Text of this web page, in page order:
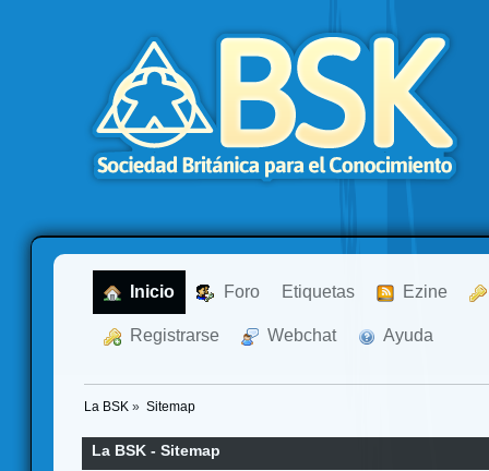
Inicio Foro Etiquetas Ezine
Registrarse Webchat Ayuda
La BSK » Sitemap
La BSK - Sitemap